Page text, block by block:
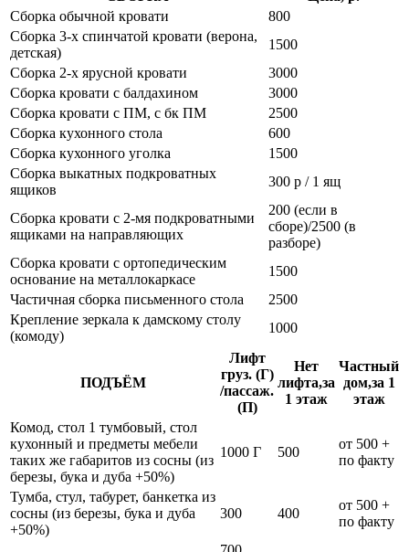
Сборка обычной кровати
800
Сборка 3-х спинчатой кровати (верона,
детская)
1500
Сборка 2-х ярусной кровати
3000
Сборка кровати с балдахином
3000
Сборка кровати с ПМ, с бк ПМ
2500
Сборка кухонного стола
600
Сборка кухонного уголка
1500
Сборка выкатных подкроватных
ящиков
300 р / 1 ящ
Сборка кровати с 2-мя подкроватными
ящиками на направляющих
200 (если в
сборе)/2500 (в
разборе)
Сборка кровати с ортопедическим
основание на металлокаркасе
1500
Частичная сборка письменного стола
2500
Крепление зеркала к дамскому столу
(комоду)
1000
ПОДЪЁМ
Лифт
груз. (Г)
/пассаж.
(П)
Нет
лифта,за
1 этаж
Частный
дом,за 1
этаж
Комод, стол 1 тумбовый, стол
кухонный и предметы мебели
таких же габаритов из сосны (из
березы, бука и дуба +50%)
1000 Г 500
от 500 +
по факту
Тумба, стул, табурет, банкетка из
сосны (из березы, бука и дуба
+50%)
300 400
от 500 +
по факту